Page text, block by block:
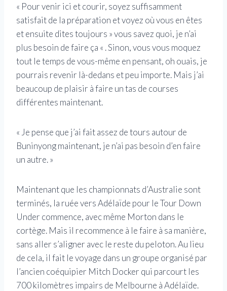
« Pour venir ici et courir, soyez suffisamment
satisfait de la préparation et voyez où vous en êtes
et ensuite dites toujours » vous savez quoi, je n’ai
plus besoin de faire ça « . Sinon, vous vous moquez
tout le temps de vous-même en pensant, oh ouais, je
pourrais revenir là-dedans et peu importe. Mais j’ai
beaucoup de plaisir à faire un tas de courses
différentes maintenant.
« Je pense que j’ai fait assez de tours autour de
Buninyong maintenant, je n’ai pas besoin d’en faire
un autre. »
Maintenant que les championnats d’Australie sont
terminés, la ruée vers Adélaïde pour le Tour Down
Under commence, avec même Morton dans le
cortège. Mais il recommence à le faire à sa manière,
sans aller s’aligner avec le reste du peloton. Au lieu
de cela, il fait le voyage dans un groupe organisé par
l’ancien coéquipier Mitch Docker qui parcourt les
700 kilomètres impairs de Melbourne à Adélaïde.